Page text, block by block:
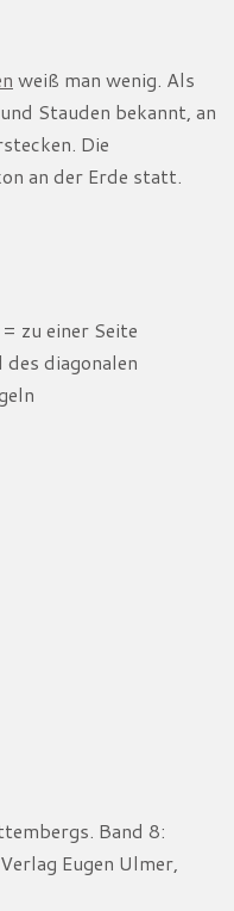
weiß man wenig. Als
Stauden bekannt, an
Die
an der Erde statt.
zu einer Seite
diagonalen
Band 8:
Eugen Ulmer,